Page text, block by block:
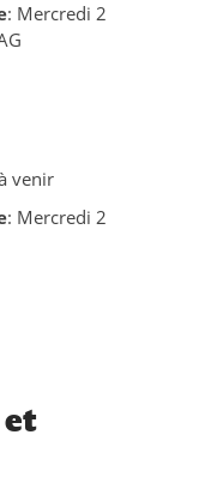
: Mercredi 2
venir
: Mercredi 2
et